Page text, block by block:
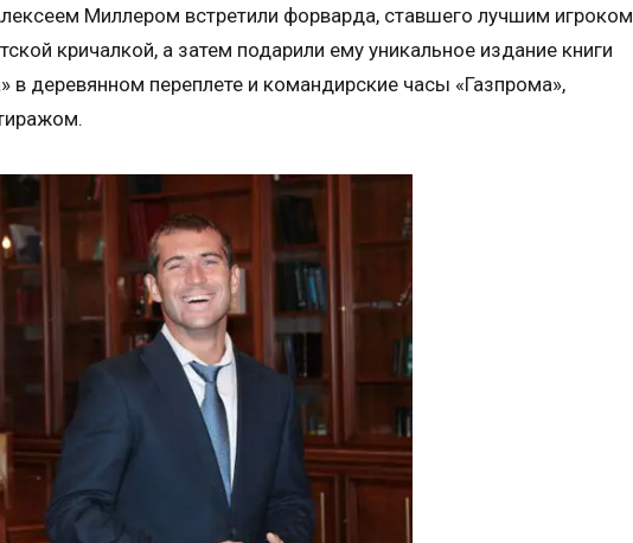
Миллером встретили форварда, ставшего лучшим игроком
кричалкой, а затем подарили ему уникальное издание книги
в деревянном переплете и командирские часы «Газпрома»,